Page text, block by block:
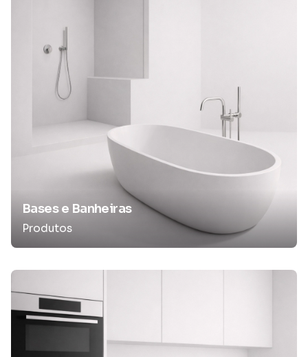
Bases e Banheiras
Produtos